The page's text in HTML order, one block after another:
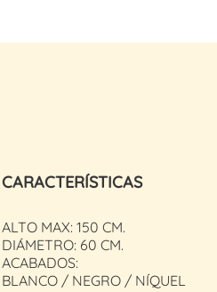
CARACTERÍSTICAS
ALTO MAX: 150 CM.
DIÁMETRO: 60 CM.
ACABADOS:
BLANCO / NEGRO / NÍQUEL